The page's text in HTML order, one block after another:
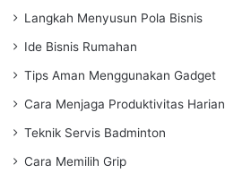
Langkah Menyusun Pola Bisnis
Ide Bisnis Rumahan
Tips Aman Menggunakan Gadget
Cara Menjaga Produktivitas Harian
Teknik Servis Badminton
Cara Memilih Grip